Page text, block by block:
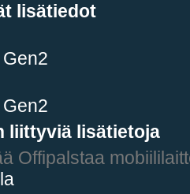
lisätiedot
liittyviä lisätietoja
Offipalstaa